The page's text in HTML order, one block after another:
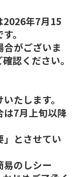
年7月15
。
がございま
認ください。
たします。
7月上旬以降
とさせてい
のしシー